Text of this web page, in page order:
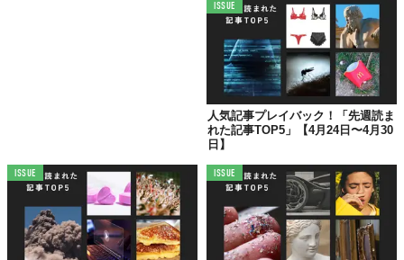
✨【第5位】✨
メルセデス、世界初の
「事故の法的責任を負える」メーカーに
ISSUE
人気記事プレイバック！「先週読ま
れた記事TOP5」【4月24日〜4月30
日】
ISSUE ISSUE